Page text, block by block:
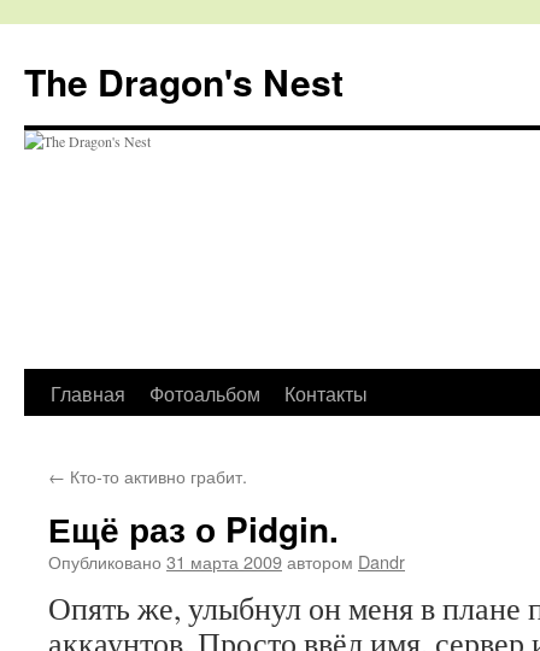
The Dragon's Nest
Перейти
содержимому
Главная Фотоальбом Контакты
← Кто-то активно грабит.
Ещё раз о Pidgin.
Опубликовано 31 марта 2009автором Dandr
Опять же, улыбнул он меня в плане
аккаунтов. Просто ввёл имя,